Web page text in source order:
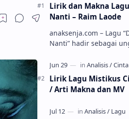
Lirik dan Makna
Nanti – Raim Laode
anaksenja.com – Lagu “Dunia Yang
Nanti” hadir sebagai
tak selalu bisa dimiliki.
kisah du…
Lirik Lagu Mistikus
/ Arti Makna dan MV